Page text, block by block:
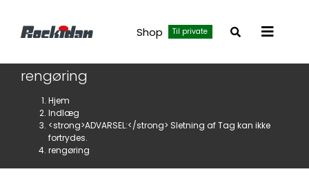
Shop Til private
Toggle
rengøring
Hjem
Indlæg
<strong>ADVARSEL:</strong> Sletning af Tag kan ikke
fortrydes.
rengøring